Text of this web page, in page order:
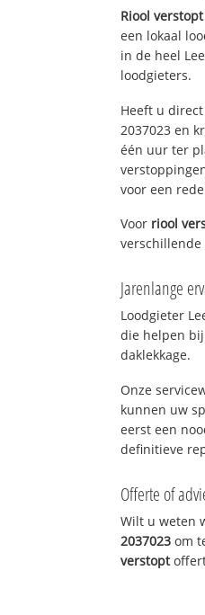
Riool verstopt
een lokaal
in de heel
loodgieters.
Heeft u
2037023 en
één uur ter
voor een
Voor riool
Jarenlange
Loodgieter
die helpen
daklekkage.
Onze
kunnen uw
eerst een
definitieve
Offerte of
Wilt u weten
2037023 om
verstopt